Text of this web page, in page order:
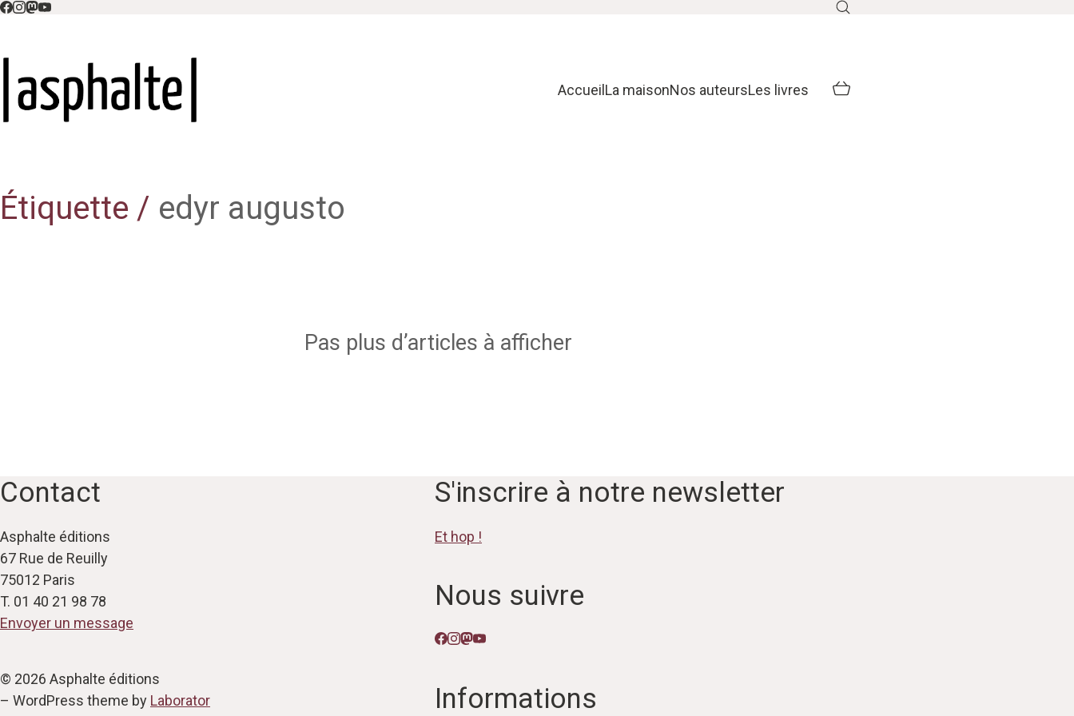
Accueil La maisonNos auteursLes livres
Étiquette / edyr augusto
Pas plus d’articles à afficher
Contact
Asphalte éditions
67 Rue de Reuilly
75012 Paris
T. 01 40 21 98 78
Envoyer un message
© 2026 Asphalte éditions
– WordPress theme by Laborator
S'inscrire à notre newsletter
Et hop !
Nous suivre
Informations